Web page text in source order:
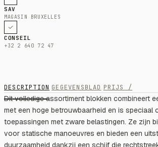
SAV
MAGASIN BRUXELLES
CONSEIL
+32 2 640 72 47
DESCRIPTION GEGEVENSBLAD PRIJS /
Dit volledige assortiment blokken combineert
met een hoge betrouwbaarheid en is speciaal
toepassingen met zware belastingen. Ze zijn
voor statische manoeuvres en bieden een
duurzaamheid dankzij een schijf die